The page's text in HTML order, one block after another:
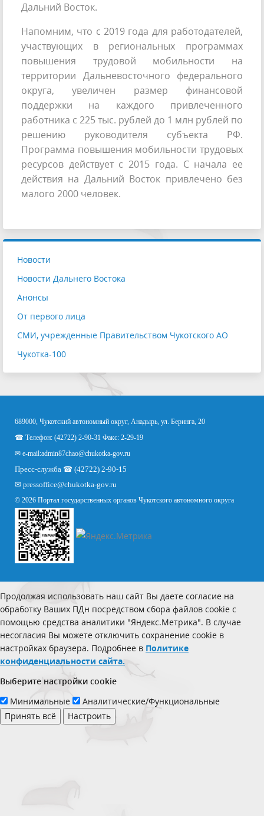
Дальний Восток.
Напомним, что с 2019 года для работодателей,
участвующих в региональных программах
повышения трудовой мобильности на
территории Дальневосточного федерального
округа, увеличен размер финансовой
поддержки на каждого привлеченного
работника с 225 тыс. рублей до 1 млн рублей по
решению руководителя субъекта РФ.
Программа повышения мобильности трудовых
ресурсов действует с 2015 года. С начала ее
действия на Дальний Восток привлечено без
малого 2000 человек.
Новости
Новости Дальнего Востока
Анонсы
От первого лица
СМИ, учрежденные Правительством Чукотского АО
Чукотка-100
689000, Чукотский автономный округ, Анадырь, ул. Беринга, 20
☎ Телефон: (42722) 2-90-31 Факс: 2-29-19
✉ e-mail:admin87chao@chukotka-gov.ru
Пресс-служба ☎ (42722) 2-90-15
✉ pressoffice@chukotka-gov.ru
© 2026 Портал государственных органов Чукотского автономного округа
Продолжая использовать наш сайт Вы даете согласие на
обработку Ваших ПДн посредством сбора файлов cookie с
помощью средства аналитики "Яндекс.Метрика". В случае
несогласия Вы можете отключить сохранение cookie в
настройках браузера. Подробнее в Политике
конфиденциальности сайта.
Выберите настройки cookie
Минимальные
Аналитические/Функциональные
Принять всё
Настроить